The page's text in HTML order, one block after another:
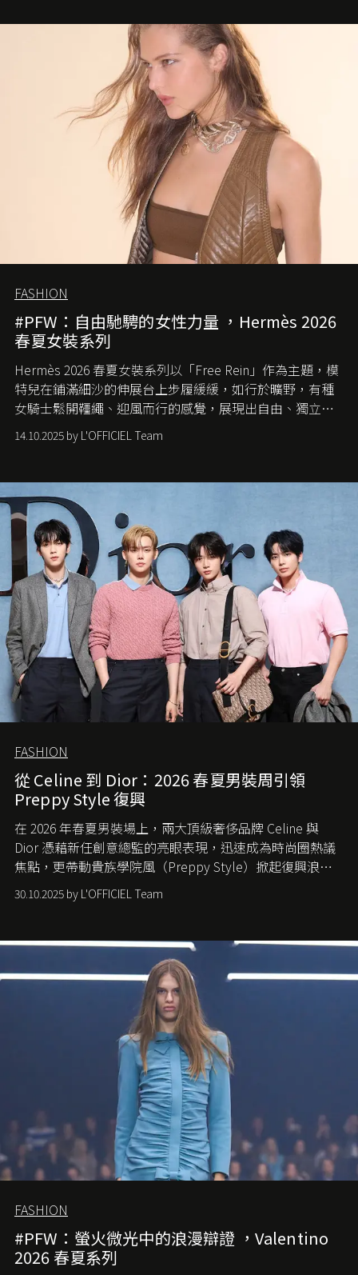
FASHION
#PFW：自由馳騁的女性力量 ，Hermès 2026
春夏女裝系列
Hermès 2026 春夏女裝系列以「Free Rein」作為主題，模
特兒在鋪滿細沙的伸展台上步履緩緩，如行於曠野，有種
女騎士鬆開韁繩、迎風而行的感覺，展現出自由、獨立與
從容的態度。
14.10.2025 by L'OFFICIEL Team
FASHION
從 Celine 到 Dior：2026 春夏男裝周引領
Preppy Style 復興
在 2026 年春夏男裝場上，兩大頂級奢侈品牌 Celine 與
Dior 憑藉新任創意總監的亮眼表現，迅速成為時尚圈熱議
焦點，更帶動貴族學院風（Preppy Style）掀起復興浪
潮，讓這股經典風格再度回到大眾視線。
30.10.2025 by L'OFFICIEL Team
FASHION
#PFW：螢火微光中的浪漫辯證 ，Valentino
2026 春夏系列